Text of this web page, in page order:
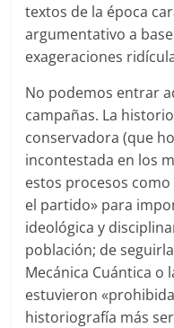
textos de la época
argumentativo a
exageraciones
No podemos entrar
campañas. La
conservadora (que
incontestada en los
estos procesos
el partido» para
ideológica y
población; de
Mecánica Cuántica o
estuvieron
historiografía más